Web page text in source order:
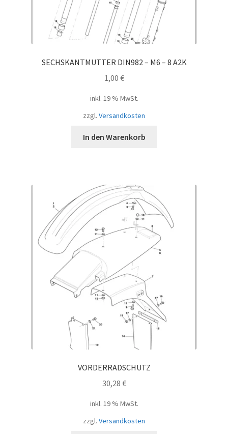
SECHSKANTMUTTER DIN982 – M6 – 8 A2K
1,00 €
inkl. 19 % MwSt.
zzgl. Versandkosten
In den Warenkorb
VORDERRADSCHUTZ
30,28 €
inkl. 19 % MwSt.
zzgl. Versandkosten